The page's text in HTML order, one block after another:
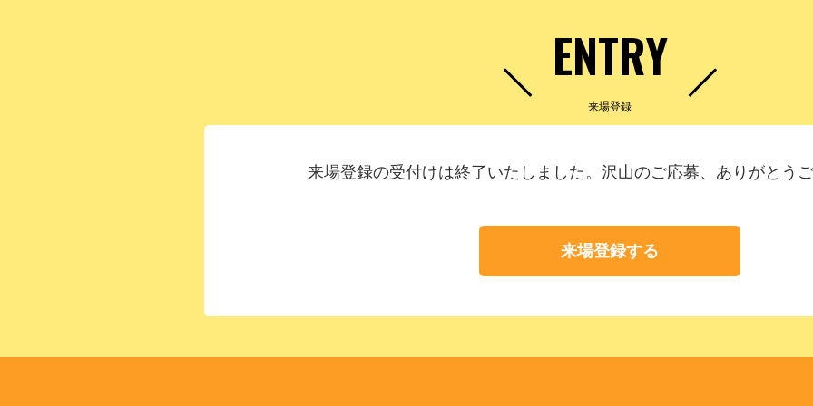
ENTRY
来場登録
来場登録の受付けは終了いたしました。沢山のご応募、ありがとうご
来場登録する